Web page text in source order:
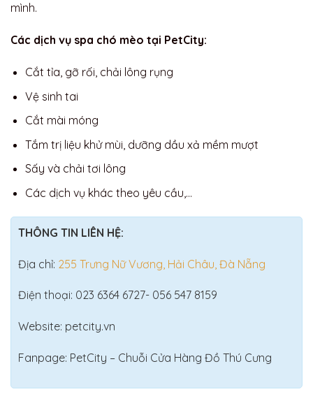
mình.
Các dịch vụ spa chó mèo tại PetCity:
Cắt tỉa, gỡ rối, chải lông rụng
Vệ sinh tai
Cắt mài móng
Tắm trị liệu khử mùi, dưỡng dầu xả mềm mượt
Sấy và chải tơi lông
Các dịch vụ khác theo yêu cầu,…
THÔNG TIN LIÊN HỆ:
Địa chỉ: 255 Trưng Nữ Vương, Hải Châu, Đà Nẵng
Điện thoại: 023 6364 6727- 056 547 8159
Website: petcity.vn
Fanpage: PetCity – Chuỗi Cửa Hàng Đồ Thú Cưng